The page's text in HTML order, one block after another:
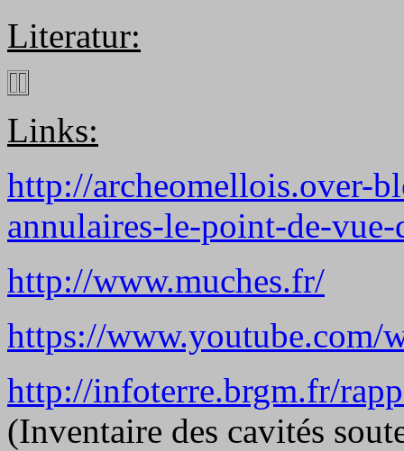
Literatur:
Links:
http://archeomellois.over-
annulaires-le-point-de-
http://www.muches.fr/
https://
http://infoterre.brgm.fr/
(Inventaire des cavités